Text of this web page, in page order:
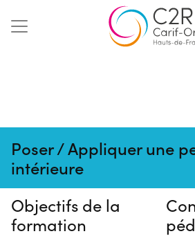
Aller
au
contenu
Poser / Appliquer une
intérieure
Pas de session
ce moment
Objectifs de la
formation